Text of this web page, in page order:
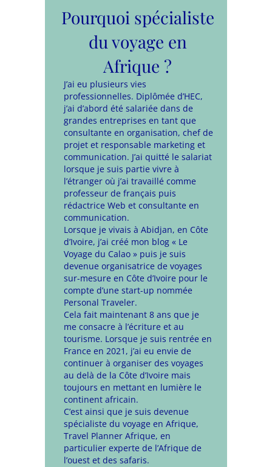
Pourquoi spécialiste
du voyage en
Afrique ?
J’ai eu plusieurs vies
professionnelles. Diplômée d’HEC,
j’ai d’abord été salariée dans de
grandes entreprises en tant que
consultante en organisation, chef de
projet et responsable marketing et
communication. J’ai quitté le salariat
lorsque je suis partie vivre à
l’étranger où j’ai travaillé comme
professeur de français puis
rédactrice Web et consultante en
communication.
Lorsque je vivais à Abidjan, en Côte
d’Ivoire, j’ai créé mon blog « Le
Voyage du Calao » puis je suis
devenue organisatrice de voyages
sur-mesure en Côte d’Ivoire pour le
compte d’une start-up nommée
Personal Traveler.
Cela fait maintenant 8 ans que je
me consacre à l’écriture et au
tourisme. Lorsque je suis rentrée en
France en 2021, j’ai eu envie de
continuer à organiser des voyages
au delà de la Côte d’Ivoire mais
toujours en mettant en lumière le
continent africain.
C’est ainsi que je suis devenue
spécialiste du voyage en Afrique,
Travel Planner Afrique, en
particulier experte de l’Afrique de
l’ouest et des safaris.